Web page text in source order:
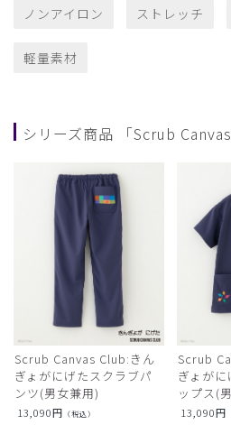
ノンアイロン ストレッチ
軽量素材
シリーズ商品 「Scrub Canvas
Scrub Canvas Club:きん
ぎょがにげたスクラブパ
ンツ(男女兼用)
13,090円 （税込）
Scrub
ぎょが
ップス(
13,090円